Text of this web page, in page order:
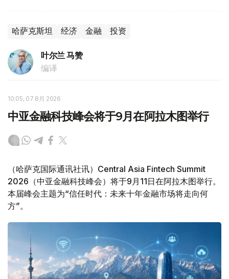
哈萨克斯坦 经济 金融 投资
叶尔兰 马赞
编译
10:05, 07 8月 2026
中亚金融科技峰会将于9月在阿拉木图举行
（哈萨克国际通讯社讯）Central Asia Fintech Summit
2026（中亚金融科技峰会）将于9月11日在阿拉木图举行。
本届峰会主题为“信任时代：未来十年金融市场将走向何
方”。